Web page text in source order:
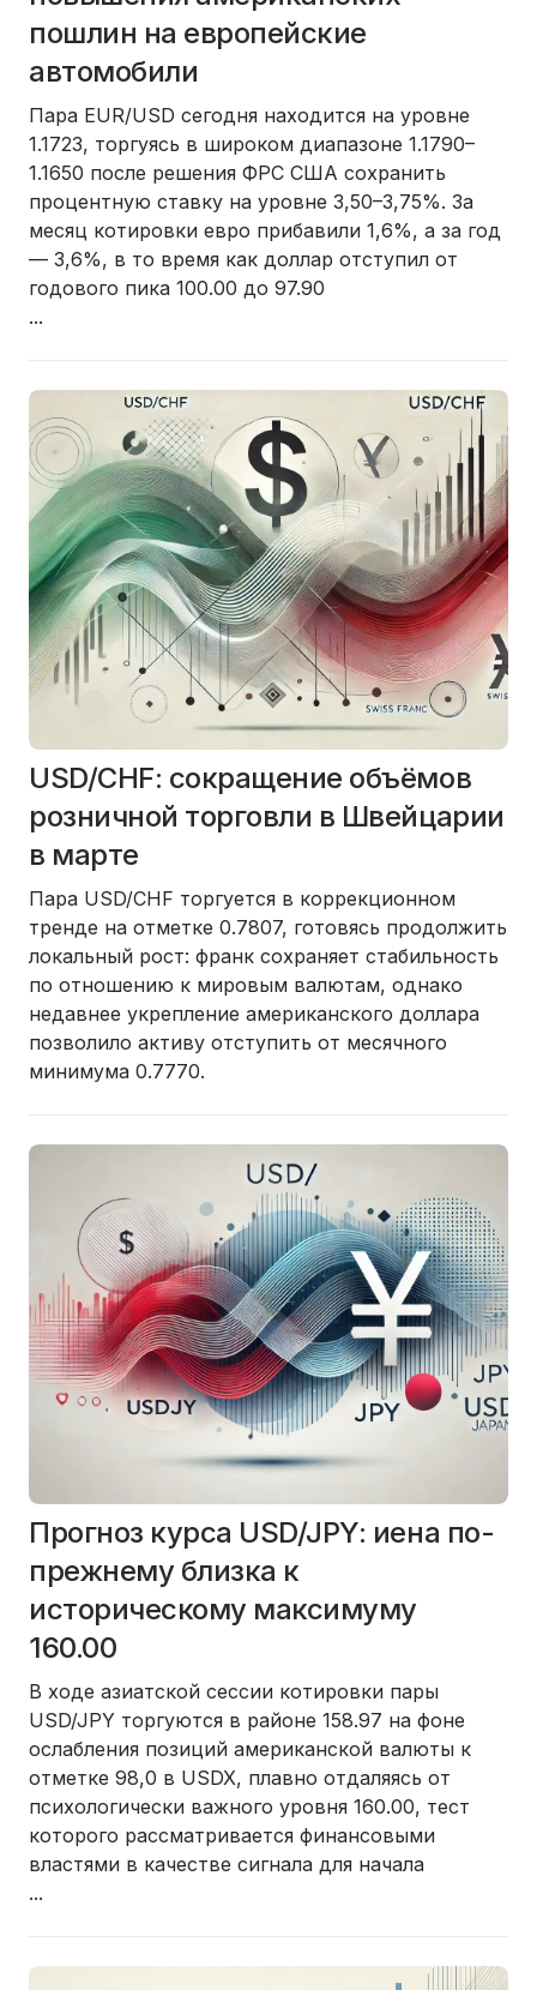
пошлин на европейские
автомобили
Пара EUR/USD сегодня находится на уровне
1.1723, торгуясь в широком диапазоне 1.1790–
1.1650 после решения ФРС США сохранить
процентную ставку на уровне 3,50–3,75%. За
месяц котировки евро прибавили 1,6%, а за год
— 3,6%, в то время как доллар отступил от
годового пика 100.00 до 97.90
...
USD/CHF: сокращение объёмов
розничной торговли в Швейцарии
в марте
Пара USD/CHF торгуется в коррекционном
тренде на отметке 0.7807, готовясь продолжить
локальный рост: франк сохраняет стабильность
по отношению к мировым валютам, однако
недавнее укрепление американского доллара
позволило активу отступить от месячного
минимума 0.7770.
Прогноз курса USD/JPY: иена по-
прежнему близка к
историческому максимуму
160.00
В ходе азиатской сессии котировки пары
USD/JPY торгуются в районе 158.97 на фоне
ослабления позиций американской валюты к
отметке 98,0 в USDX, плавно отдаляясь от
психологически важного уровня 160.00, тест
которого рассматривается финансовыми
властями в качестве сигнала для начала
...